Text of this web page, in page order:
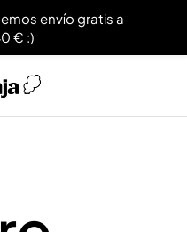
envío gratis a
€ :)